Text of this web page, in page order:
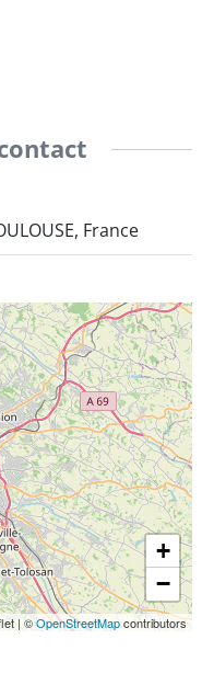
France
+
−
| ©OpenStreetMapcontributors